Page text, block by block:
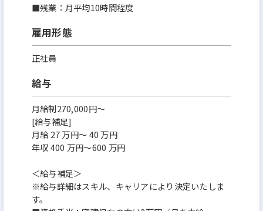
■残業：月平均10時間程度
雇用形態
正社員
給与
月給制270,000円～
[給与補足]
月給 27 万円〜 40 万円
年収 400 万円〜600 万円
＜給与補足＞
※給与詳細はスキル、キャリアにより決定いたしま
す。